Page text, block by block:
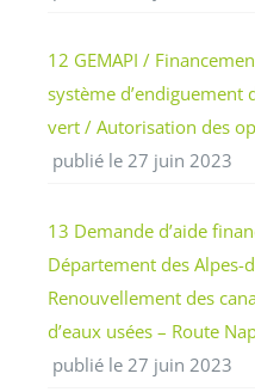
12 GEMAPI /
système d’endiguement
vert / Autorisation des
publié le 27 juin 2023
13 Demande d’aide
Département des Alpes-
Renouvellement des
d’eaux usées – Route
publié le 27 juin 2023